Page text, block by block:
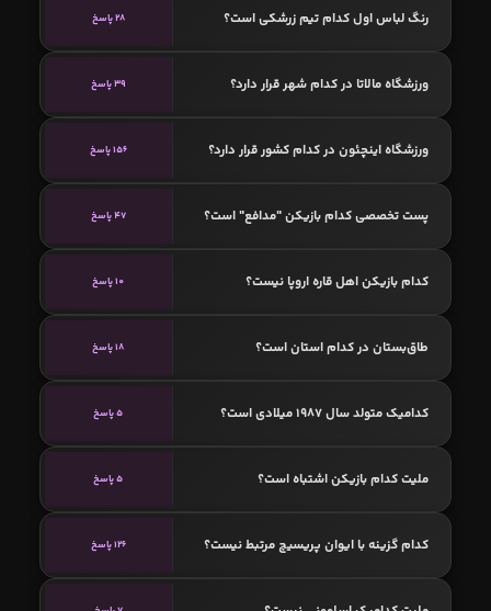
رنگ لباس اول کدام تیم زرشکی است؟ 28 پاسخ
ورزشگاه مالاتا در کدام شهر قرار دارد؟ 39 پاسخ
ورزشگاه اینچئون در کدام کشور قرار دارد؟ 156 پاسخ
پست تخصصی کدام بازیکن "مدافع" است؟ 47 پاسخ
کدام بازیکن اهل قاره اروپا نیست؟ 10 پاسخ
طاق‌بستان در کدام استان است؟ 18 پاسخ
کدامیک متولد سال 1987 میلادی است؟ 5 پاسخ
ملیت کدام بازیکن اشتباه است؟ 5 پاسخ
کدام گزینه با ایوان پریسیچ مرتبط نیست؟ 126 پاسخ